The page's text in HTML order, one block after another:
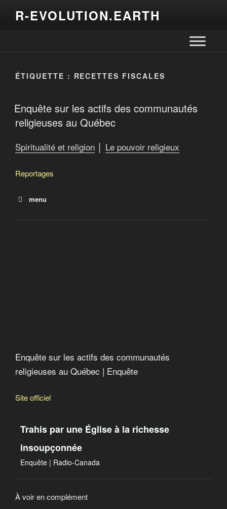
R-EVOLUTION.EARTH
ÉTIQUETTE : RECETTES FISCALES
Enquête sur les actifs des communautés
religieuses au Québec
Spiritualité et religion │ Le pouvoir religieux
Reportages
menu
Enquête sur les actifs des communautés
religieuses au Québec | Enquête
Site officiel
Trahis par une Église à la richesse
insoupçonnée
Enquête | Radio-Canada
À voir en complément